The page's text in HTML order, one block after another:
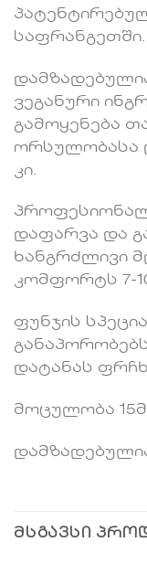
საფრანგეთში.
ვეგანური
გამოყენება
ორსულობასა
კი.
დაფარვა და
ხანგრძლივი
კომფორტს 7-
ფუნჯის
დატანას
მოცულობა
ᲛᲡᲒᲐᲕᲡᲘ